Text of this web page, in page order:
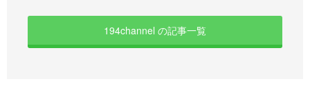
194channel の記事一覧